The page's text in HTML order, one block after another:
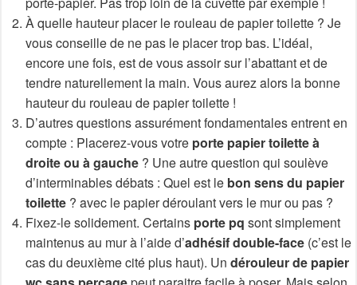
À quelle hauteur placer le rouleau de papier toilette ? Je
vous conseille de ne pas le placer trop bas. L’idéal,
encore une fois, est de vous assoir sur l’abattant et de
tendre naturellement la main. Vous aurez alors la bonne
hauteur du rouleau de papier toilette !
D’autres questions assurément fondamentales entrent en
compte : Placerez-vous votre porte papier toilette à
droite ou à gauche ? Une autre question qui soulève
d’interminables débats : Quel est le bon sens du papier
toilette ? avec le papier déroulant vers le mur ou pas ?
Fixez-le solidement. Certains porte pq sont simplement
maintenus au mur à l’aide d’adhésif double-face (c’est le
cas du deuxième cité plus haut). Un dérouleur de papier